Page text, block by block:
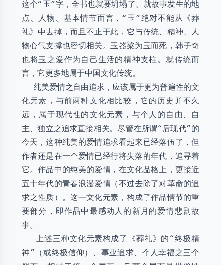
这个“玉”字，全书也就要坍塌了。就故事发生的地
点、人物、基本情节而言，“玉”绝对不能从《葬
礼》中去掉，而且不止于此，它与传统、精神、人
物心气支撑也密切相关。玉器梁为玉而死，韩子奇
也将玉之爱作为自己生活的精神支柱。就传统而
言，它更多地属于中国文化传统。
纯美爱情之自由追求，应该属于更为普遍性的文
化元素，与前两种文化相比较，它的历史并不久
远，属于现代性的文化元素，与个人的自由、自
主、独立之追求直接相关。尽管在所谓“后现代”的
今天，这种纯美的爱情追求看起来已经落伍了，但
作者还是在一个爱情已经行将失落的年代，追寻着
它。作品中的纯美的爱情，在文化品格上，更接近
五十年代的青春浪漫爱情（不过去除了对革命的追
求之性质）。这一文化元素，构成了作品情节的重
要部分，即作品中最感动人的新月的爱情悲剧故
事。
上述三种文化元素构成了《葬礼》的“终极精
神”（或终极信仰）、事业追求、个人幸福之三个